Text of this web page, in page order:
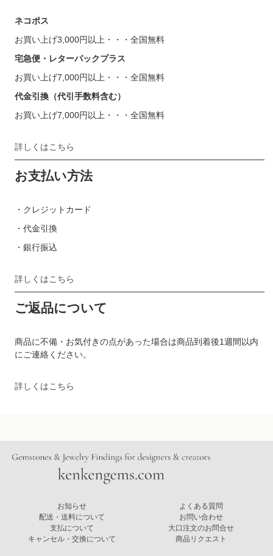
ネコポス
お買い上げ3,000円以上・・・全国無料
宅急便・レターパックプラス
お買い上げ7,000円以上・・・全国無料
代金引換（代引手数料含む）
お買い上げ7,000円以上・・・全国無料
詳しくはこちら
お支払い方法
・クレジットカード
・代金引換
・銀行振込
詳しくはこちら
ご返品について
商品に不備・お気付きの点があった場合は商品到着後1週間以内
にご連絡ください。
詳しくはこちら
お知らせ
配送・送料について
支払について
キャンセル・交換について
よくある質問
お問い合わせ
大口注文のお問合せ
商品リクエスト